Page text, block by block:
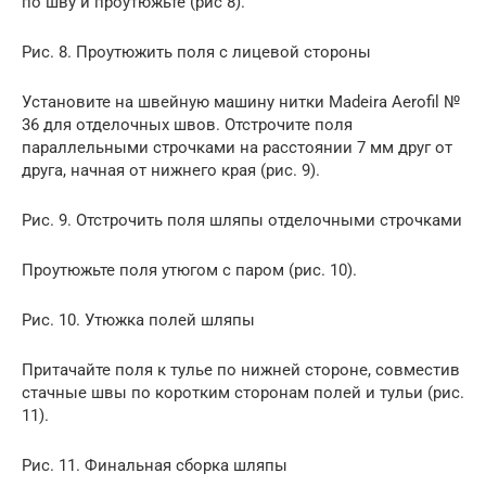
Рис. 8. Проутюжить поля с лицевой стороны
Установите на швейную машину нитки Madeira Aerofil №
36 для отделочных швов. Отстрочите поля
параллельными строчками на расстоянии 7 мм друг от
друга, начная от нижнего края (рис. 9).
Рис. 9. Отстрочить поля шляпы отделочными строчками
Проутюжьте поля утюгом с паром (рис. 10).
Рис. 10. Утюжка полей шляпы
Притачайте поля к тулье по нижней стороне, совместив
стачные швы по коротким сторонам полей и тульи (рис.
11).
Рис. 11. Финальная сборка шляпы